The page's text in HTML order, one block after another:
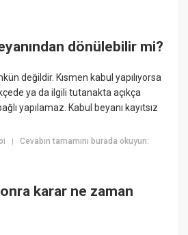
dönülebilir mi?
değildir. Kısmen kabul yapılıyorsa
ya da ilgili tutanakta açıkça
yapılamaz. Kabul beyanı kayıtsız
|Cevabın tamamını burada okuyun:
karar ne zaman